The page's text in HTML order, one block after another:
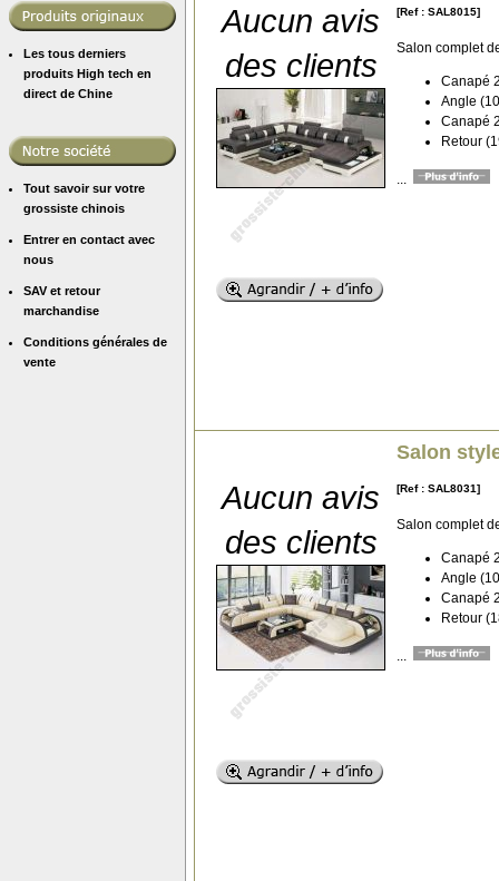
Les tous derniers
produits High tech en
direct de Chine
Tout savoir sur votre
grossiste chinois
Entrer en contact avec
nous
SAV et retour
marchandise
Conditions générales de
vente
Aucun avis
des clients
[Ref : SAL8015]
Salon complet
Canapé
Angle
Canapé
Retour
Aucun avis
des clients
Salon
[Ref : SAL8031]
Salon complet
Canapé
Angle
Canapé
Retour